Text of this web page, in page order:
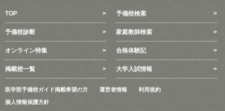
TOP 予備校検索
予備校診断 家庭教師検索
オンライン特集 合格体験記
掲載校一覧 大学入試情報
医学部予備校ガイド掲載希望の方 運営者情報 利用規約
個人情報保護方針